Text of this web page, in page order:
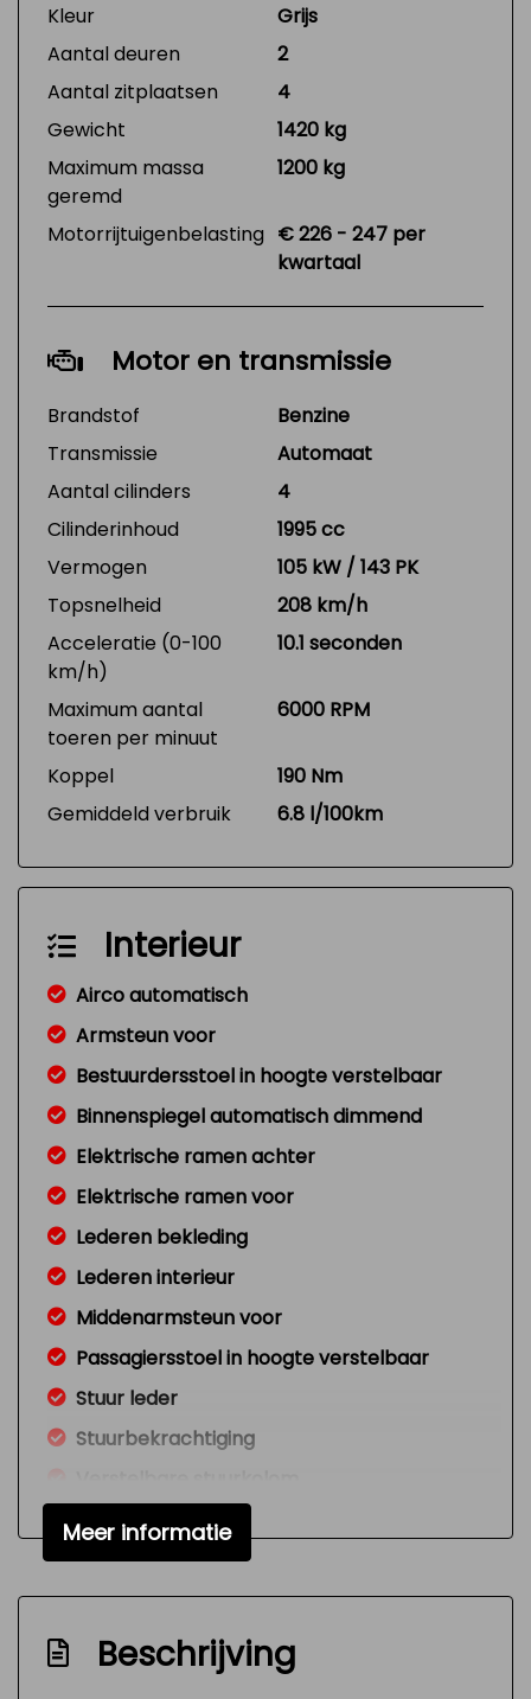
Kleur
Grijs
Aantal deuren
2
Aantal zitplaatsen
4
Gewicht
1420 kg
Maximum massa
geremd
1200 kg
Motorrijtuigenbelasting € 226 - 247 per
kwartaal
Motor en transmissie
Brandstof
Benzine
Transmissie
Automaat
Aantal cilinders
4
Cilinderinhoud
1995 cc
Vermogen
105 kW / 143 PK
Topsnelheid
208 km/h
Acceleratie (0-100
km/h)
10.1 seconden
Maximum aantal
toeren per minuut
6000 RPM
Koppel
190 Nm
Gemiddeld verbruik
6.8 l/100km
Interieur
Airco automatisch
Armsteun voor
Bestuurdersstoel in hoogte verstelbaar
Binnenspiegel automatisch dimmend
Elektrische ramen achter
Elektrische ramen voor
Lederen bekleding
Lederen interieur
Middenarmsteun voor
Passagiersstoel in hoogte verstelbaar
Stuur leder
Stuurbekrachtiging
Voorstoelen verwarmd
Exterieur
Buitenspiegels verwarmbaar
Meer informatie
Beschrijving